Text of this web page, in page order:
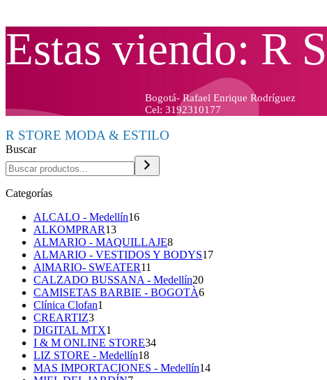
Estas viendo: R
Bogotá- Rafael Enrique Rodríguez
Cel: 3192310177
R STORE MODA & ESTILO
Buscar
Categorías
ALCALO - Medellín1616
ALKOMPRAR1313
productos
ALMARIO - MAQUILLAJE88
productos
ALMARIO - VESTIDOS Y BODYS1717
AlMARIO- SWEATER11
productos
CALZADO BUSSANA - Medellín2020
productos
CAMISETAS BARBIE - BOGOTÀ66
Clínica Clofan1
CREARTIZ33
productos
DIGITAL MTX1
producto
I & M ONLINE STORE3434
LIZ STORE - Medellín1818
productos
MAS IMPORTACIONES - Medellín1414